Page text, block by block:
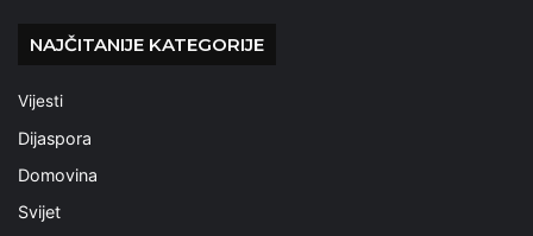
NAJČITANIJE KATEGORIJE
Vijesti
Dijaspora
Domovina
Svijet